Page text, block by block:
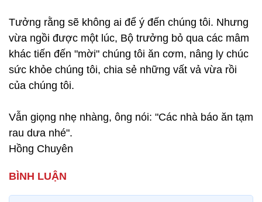
Tưởng rằng sẽ không ai để ý đến chúng tôi. Nhưng
vừa ngồi được một lúc, Bộ trưởng bỏ qua các mâm
khác tiến đến "mời" chúng tôi ăn cơm, nâng ly chúc
sức khỏe chúng tôi, chia sẻ những vất vả vừa rồi
của chúng tôi.
Vẫn giọng nhẹ nhàng, ông nói: "Các nhà báo ăn tạm
rau dưa nhé".
Hồng Chuyên